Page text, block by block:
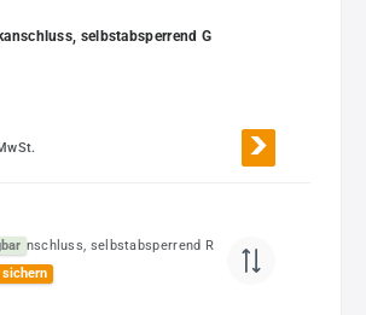
selbstabsperrend G